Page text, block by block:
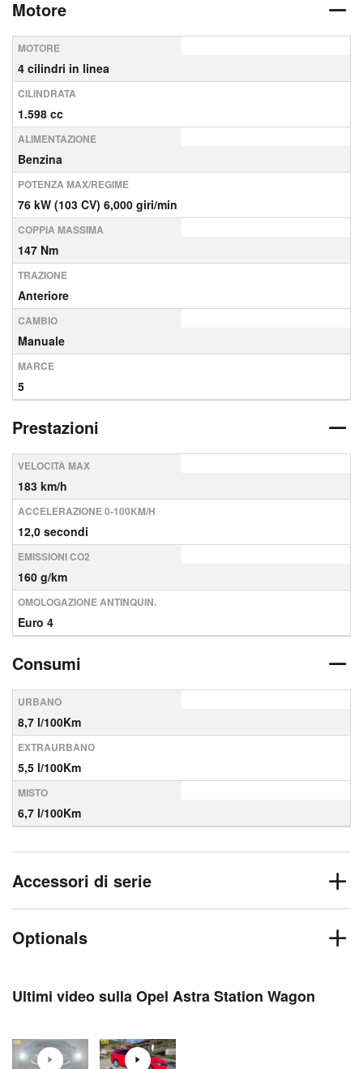
Motore
MOTORE
4 cilindri in linea
CILINDRATA
1.598 cc
ALIMENTAZIONE
Benzina
POTENZA MAX/REGIME
76 kW (103 CV) 6,000 giri/min
COPPIA MASSIMA
147 Nm
TRAZIONE
Anteriore
CAMBIO
Manuale
MARCE
5
Prestazioni
VELOCITÀ MAX
183 km/h
ACCELERAZIONE 0-100KM/H
12,0 secondi
EMISSIONI CO2
160 g/km
OMOLOGAZIONE ANTINQUIN.
Euro 4
Consumi
URBANO
8,7 l/100Km
EXTRAURBANO
5,5 l/100Km
MISTO
6,7 l/100Km
Accessori di serie
Optionals
Ultimi video sulla Opel Astra Station Wagon